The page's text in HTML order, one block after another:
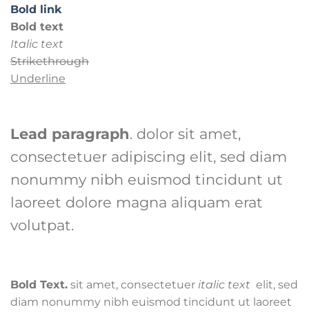
Bold link
Bold text
Italic text
Strikethrough
Underline
Lead paragraph. dolor sit amet,
consectetuer adipiscing elit, sed diam
nonummy nibh euismod tincidunt ut
laoreet dolore magna aliquam erat
volutpat.
Bold Text. sit amet, consectetuer italic text elit, sed
diam nonummy nibh euismod tincidunt ut laoreet